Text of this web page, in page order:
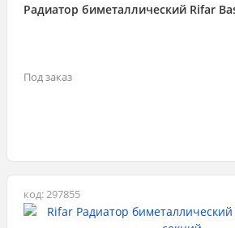
Радиатор биметаллический Rifar
Под заказ
код: 297855